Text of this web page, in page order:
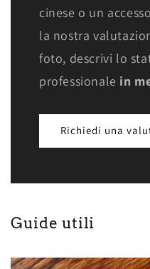
cinese o un
la nostra
foto, descrivi lo
professionale in
Richiedi una
Guide utili